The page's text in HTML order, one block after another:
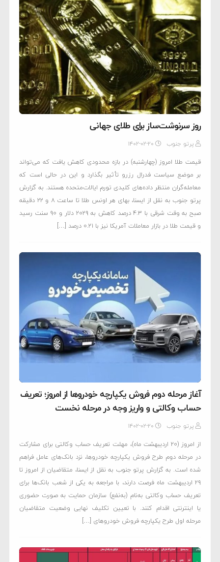
روز سرنوشت‌ساز برای طلای جهانی
پرتو جنوب ۱۴۰۲-۰۲-۲۰
قیمت طلا امروز (چهارشنبه) در بازه محدودی کاهش یافت که می‌تواند
بر موضع سیاست فدرال رزرو تأثیر بگذارد و این در حالی است که
معامله‌گران منتظر داده‌های کلیدی تورم ایالات‌متحده هستند. به گزارش
پرتو جنوب به نقل از ایسنا، بهای هر اونس طلا تا ساعت ۸ و ۲۲ دقیقه
صبح به وقت شرقی با ۴.۳ درصد کاهش به ۲۰۲۹ دلار و ۹۰ سنت رسید
و قیمت طلا در بازار معاملات آمریکا نیز با ۰.۲۱ درصد […]
آغاز مرحله دوم فروش یکپارچه خودروها از امروز؛ تعریف
حساب وکالتی و واریز وجه در مرحله نخست
پرتو جنوب ۱۴۰۲-۰۲-۲۰
از امروز (۲۰ اردیبهشت ماه)، مهلت تعریف حساب وکالتی برای مشارکت
در مرحله دوم طرح فروش یکپارچه خودروها، نزد بانک‌های عامل فراهم
شده است. به گزارش پرتو جنوب به نقل از ایسنا، متقاضیان از امروز تا
۲۹ اردیبهشت ماه فرصت دارند، با مراجعه به یکی از شعب بانک‌ها برای
تعریف حساب وکالتی به‌نام (به‌نفع) سازمان حمایت به صورت حضوری
یا اینترنتی اقدام کنند. با تعیین تکلیف نهایی وضعیت متقاضیان
مرحله اول طرح یکپارچه فروش خودروهای […]